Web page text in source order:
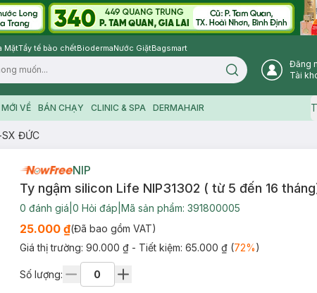
MặtTẩy tế bào chếtBiodermaNước GiặtBagsmart
Search icon
Đăng
Tài
VỀ BÁN CHẠY CLINIC & SPA DERMAHAIR
ĐỨC
NIP
Ty ngậm silicon Life NIP31302 ( từ 5 đến 16
0 đánh giá 0 Hỏi đáp Mã sản phẩm: 391800005
25.000 ₫(Đã bao gồm VAT)
Giá thị trường: 90.000 ₫ - Tiết kiệm: 65.000 ₫(72%)
Số lượng: